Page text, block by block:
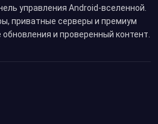
управления Android-вселенной.
приватные серверы и премиум
и проверенный контент.